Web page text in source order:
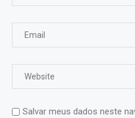
Salvar meus dados neste